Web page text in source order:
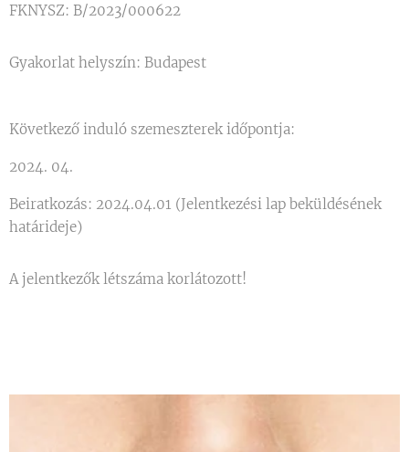
FKNYSZ: B/2023/000622
Gyakorlat helyszín: Budapest
Következő induló szemeszterek időpontja:
2024. 04.
Beiratkozás: 2024.04.01 (Jelentkezési lap beküldésének
határideje)
A jelentkezők létszáma korlátozott!